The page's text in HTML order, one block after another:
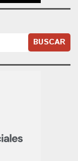
BUSCAR